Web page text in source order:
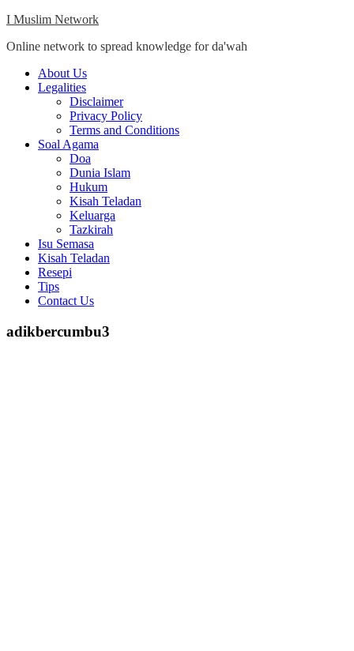
Skip
content
I Muslim Network
Online network to spread knowledge for da'wah
Close
Menu
About Us
Legalities
Disclaimer
Privacy Policy
Terms and Conditions
Soal Agama
Doa
Dunia Islam
Hukum
Kisah Teladan
Keluarga
Tazkirah
Isu Semasa
Kisah Teladan
Resepi
Tips
Contact Us
adikbercumbu3